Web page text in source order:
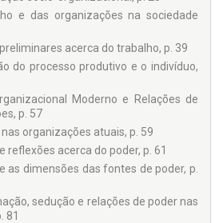
organizacionais. Nesse sentido, é
o discurso organizacional não
da realidade social, mas
ideológica, que contribui na
sociais e individuais. O discurso
de pessoas não foi analisado
é dito, mas do que não é dito e
escamoteando relações de
sistematicamente o trabalho na
O sucesso, o comprometimento
gerenciais e a participação são
criticamente, após reflexão
às relações de poder e de desejo nas
e das organizações na sociedade
acerca do trabalho, p. 39
do processo produtivo e o indivíduo,
Moderno e Relações de
p. 57
organizações atuais, p. 59
reflexões acerca do poder, p. 61
as dimensões das fontes de poder, p.
sedução e relações de poder nas
81